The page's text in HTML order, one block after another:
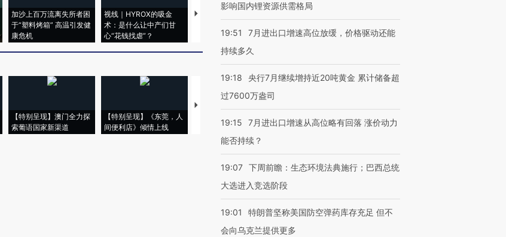
加沙上百万流离失所者困
于“塑料烤箱” 高温引发健
康危机
视线｜HYROX的吸金
术：是什么让中产们甘
心“花钱找虐”？
马航飞行员跨国走私7万
育部长拱下台
飞地休达
【特别呈现】澳门全力探
索葡语国家新渠道
【特别呈现】《东莞，人
间便利店》倾情上线
【推广】走进第四届链博
会，让数智科技“链”接产
【特别呈现】寻找100种
有意思的生活方式·第三对
CFO：不靠规模取胜，华
住三大增长引擎是什么？
影响国内锂资源供需格局
19:51
7月进出口增速高位放缓，价格驱动还能
持续多久
19:18
央行7月继续增持近20吨黄金 累计储备超
过7600万盎司
19:15
7月进出口增速从高位略有回落 涨价动力
能否持续？
19:07 下周前瞻：生态环境法典施行；巴西总统
大选进入竞选阶段
19:01
特朗普坚称美国防空弹药库存充足 但不
会向乌克兰提供更多